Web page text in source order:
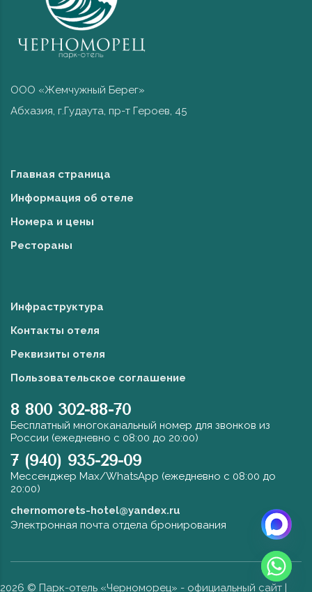
ООО «Жемчужный Берег»
Абхазия, г.Гудаута, пр-т Героев, 45
Главная страница
Информация об отеле
Номера и цены
Рестораны
Инфраструктура
Контакты отеля
Реквизиты отеля
Пользовательское соглашение
8 800 302-88-70
Бесплатный многоканальный номер для звонков из
России (ежедневно с 08:00 до 20:00)
7 (940) 935-29-09
Мессенджер Max/WhatsApp (ежедневно с 08:00 до
20:00)
chernomorets-hotel@yandex.ru
Электронная почта отдела бронирования
2026 © Парк-отель «Черноморец» - официальный сайт |